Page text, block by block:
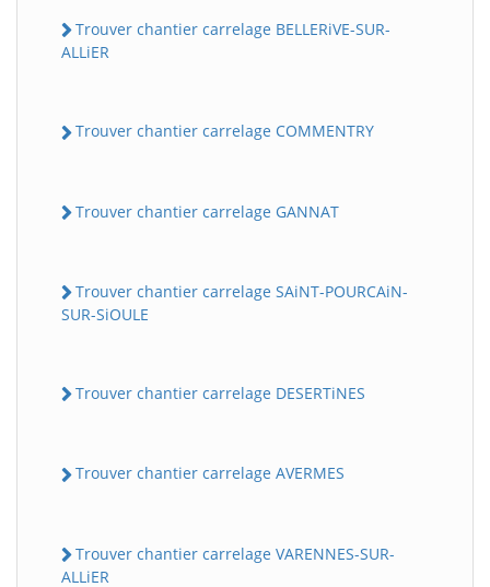
Trouver chantier carrelage BELLERiVE-SUR-
ALLiER
Trouver chantier carrelage COMMENTRY
Trouver chantier carrelage GANNAT
Trouver chantier carrelage SAiNT-POURCAiN-
SUR-SiOULE
Trouver chantier carrelage DESERTiNES
Trouver chantier carrelage AVERMES
Trouver chantier carrelage VARENNES-SUR-
ALLiER